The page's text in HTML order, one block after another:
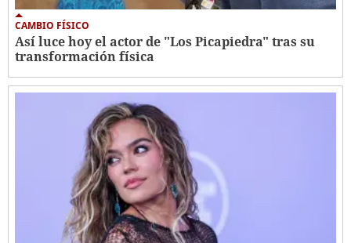
CAMBIO FÍSICO
Así luce hoy el actor de "Los Picapiedra" tras su
transformación física